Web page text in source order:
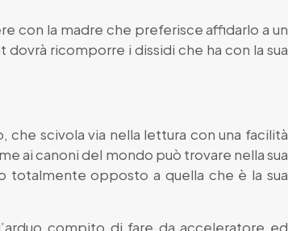
con la madre che preferisce affidarlo a un
ricomporre i dissidi che ha con la sua
scivola via nella lettura con una facilità
ai canoni del mondo può trovare nella sua
totalmente opposto a quella che è la sua
compito di fare da acceleratore ed